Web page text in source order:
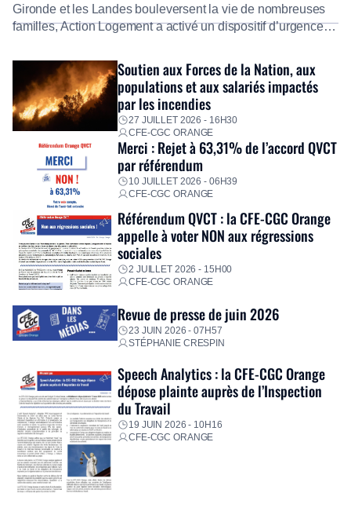
Gironde et les Landes bouleversent la vie de nombreuses
familles, Action Logement a activé un dispositif d’urgence
Fidèle à sa mission d’utilité sociale, le Groupe mobilise
immédiatement ses équipes afin de proposer un diagnostic
personnalisé, des aides financières pour faire face aux
premières dépenses, […]
Soutien aux Forces de la Nation, aux
populations et aux salariés impactés
par les incendies
27 JUILLET 2026 - 16H30
CFE-CGC ORANGE
Merci : Rejet à 63,31% de l’accord QVCT
par référendum
10 JUILLET 2026 - 06H39
CFE-CGC ORANGE
Référendum QVCT : la CFE-CGC Orange
appelle à voter NON aux régressions
sociales
2 JUILLET 2026 - 15H00
CFE-CGC ORANGE
Revue de presse de juin 2026
23 JUIN 2026 - 07H57
STÉPHANIE CRESPIN
Speech Analytics : la CFE-CGC Orange
dépose plainte auprès de l’Inspection
du Travail
19 JUIN 2026 - 10H16
CFE-CGC ORANGE